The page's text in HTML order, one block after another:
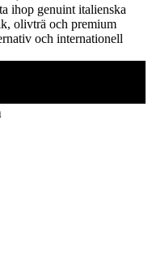
ihop genuint italienska
olivträ och premium
och internationell